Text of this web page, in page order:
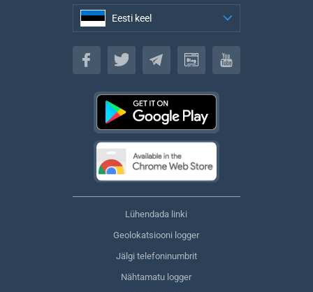
Eesti keel
Eesti keel
Lühendada linki
Geolokatsiooni logger
Jälgi telefoninumbrit
Nähtamatu logger